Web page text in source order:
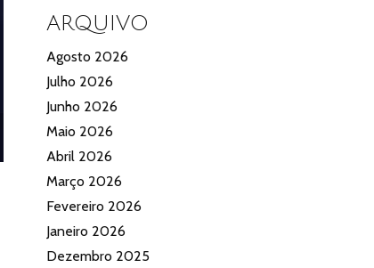
ARQUIVO
Agosto 2026
Julho 2026
Junho 2026
Maio 2026
Abril 2026
Março 2026
Fevereiro 2026
Janeiro 2026
Dezembro 2025